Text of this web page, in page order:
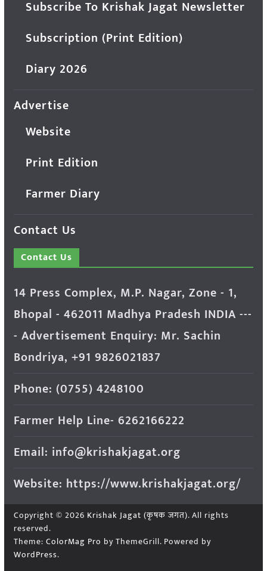
Subscribe To Krishak Jagat Newsletter
Subscription (Print Edition)
Diary 2026
Advertise
Website
Print Edition
Farmer Diary
Contact Us
Contact Us
14 Press Complex, M.P. Nagar, Zone - 1,
Bhopal - 462011 Madhya Pradesh INDIA ---
- Advertisement Enquiry: Mr. Sachin
Bondriya, +91 9826021837
Phone: (0755) 4248100
Farmer Help Line- 6262166222
Email: info@krishakjagat.org
Website: https://www.krishakjagat.org/
Copyright © 2026 Krishak Jagat (कृषक जगत). All rights
reserved.
Theme: ColorMag Pro by ThemeGrill. Powered by
WordPress.